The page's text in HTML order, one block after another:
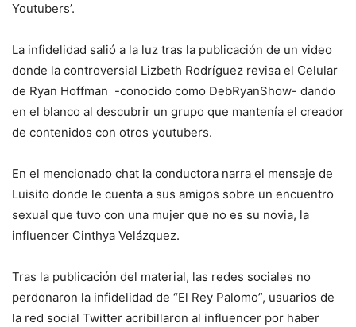
Youtubers’.
La infidelidad salió a la luz tras la publicación de un video
donde la controversial Lizbeth Rodríguez revisa el Celular
de Ryan Hoffman -conocido como DebRyanShow- dando
en el blanco al descubrir un grupo que mantenía el creador
de contenidos con otros youtubers.
En el mencionado chat la conductora narra el mensaje de
Luisito donde le cuenta a sus amigos sobre un encuentro
sexual que tuvo con una mujer que no es su novia, la
influencer Cinthya Velázquez.
Tras la publicación del material, las redes sociales no
perdonaron la infidelidad de “El Rey Palomo”, usuarios de
la red social Twitter acribillaron al influencer por haber